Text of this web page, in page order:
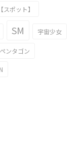
【スポット】
SM 宇宙少女
ペンタゴン